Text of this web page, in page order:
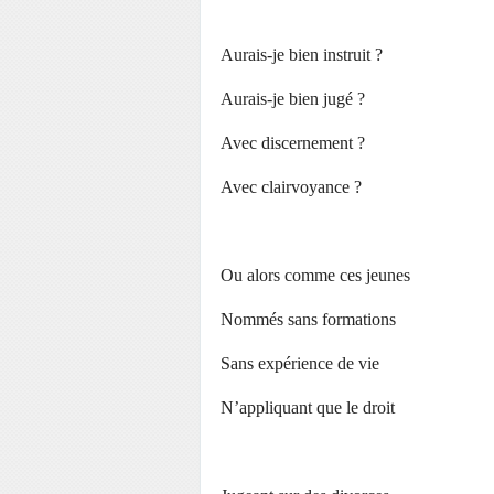
Aurais-je bien instruit ?
Aurais-je bien jugé ?
Avec discernement ?
Avec clairvoyance ?
Ou alors comme ces jeunes
Nommés sans formations
Sans expérience de vie
N’appliquant que le droit